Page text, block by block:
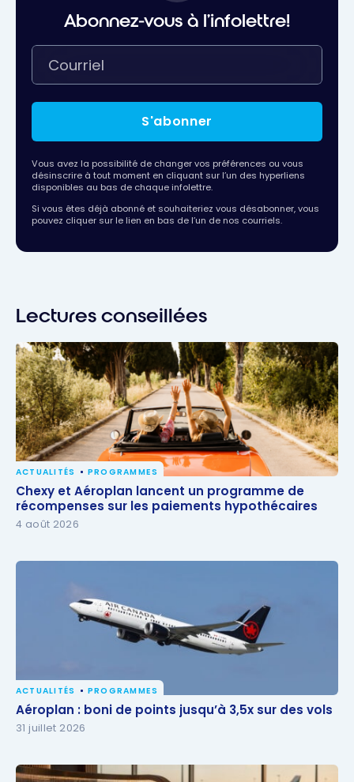
Abonnez-vous à l'infolettre!
S'abonner
Vous avez la possibilité de changer vos préférences ou vous
désinscrire à tout moment en cliquant sur l’un des hyperliens
disponibles au bas de chaque infolettre.
Si vous êtes déjà abonné et souhaiteriez vous désabonner, vous
pouvez cliquer sur le lien en bas de l’un de nos courriels.
Lectures conseillées
Chexy et Aéroplan lancent un programme de
récompenses sur les paiements hypothécaires
ACTUALITÉS PROGRAMMES
Chexy et Aéroplan lancent un programme de
récompenses sur les paiements hypothécaires
4 août 2026
Aéroplan : boni de points jusqu’à 3,5x sur des vols
ACTUALITÉS PROGRAMMES
Aéroplan : boni de points jusqu’à 3,5x sur des vols
31 juillet 2026